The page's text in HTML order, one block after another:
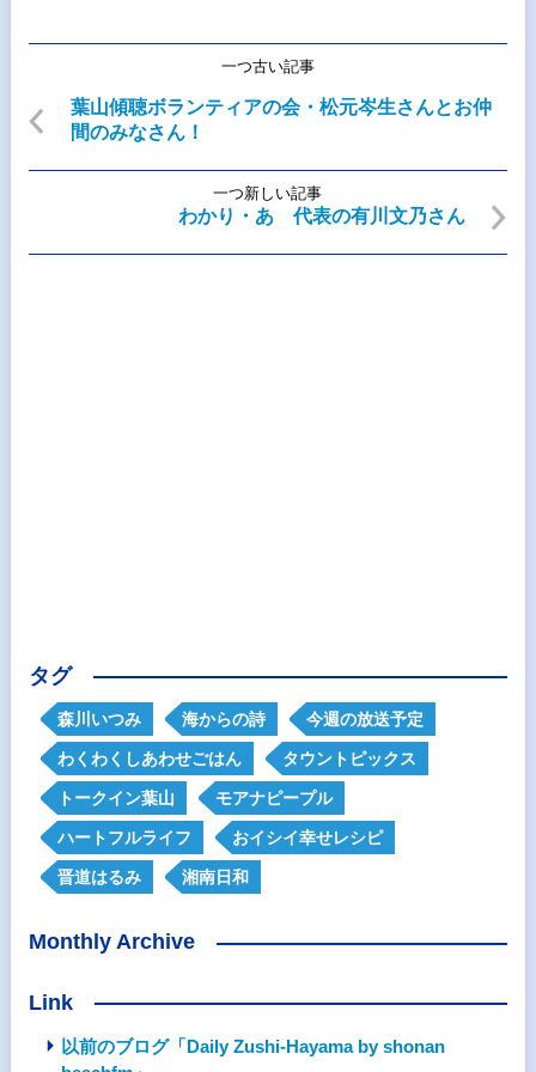
一つ古い記事
葉山傾聴ボランティアの会・松元岑生さんとお仲
間のみなさん！
一つ新しい記事
わかり・あ 代表の有川文乃さん
タグ
森川いつみ 海からの詩 今週の放送予定
わくわくしあわせごはん タウントピックス
トークイン葉山 モアナピープル
ハートフルライフ おイシイ幸せレシピ
晋道はるみ 湘南日和
Monthly Archive
Link
以前のブログ「Daily Zushi-Hayama by shonan